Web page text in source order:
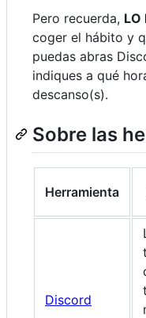
Pero recuerda, LO
coger el hábito y
puedas abras
indiques a qué
descanso(s).
Sobre las
Herramienta
Discord